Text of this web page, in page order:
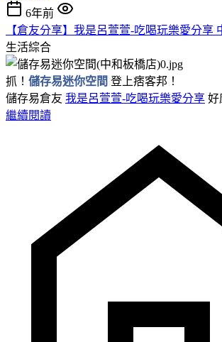
6年前
【倉友分享】我是呂萱萱-吃喝玩樂愛分享
生活綜合
抓！ 儲存易迷你空間 登上痞客邦！
儲存易倉友 我是呂萱萱-吃喝玩樂愛分享 好
繼續閱讀